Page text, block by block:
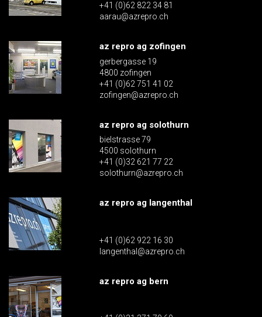
+41 (0)62 822 34 81
aarau@azrepro.ch
az repro ag zofingen
gerbergasse 19
4800 zofingen
+41 (0)62 751 41 02
zofingen@azrepro.ch
az repro ag solothurn
bielstrasse 79
4500 solothurn
+41 (0)32 621 77 22
solothurn@azrepro.ch
az repro ag langenthal
+41 (0)62 922 16 30
langenthal@azrepro.ch
az repro ag bern